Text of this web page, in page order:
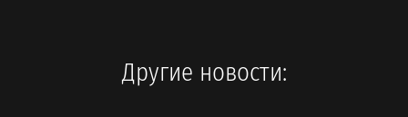
Другие новости: